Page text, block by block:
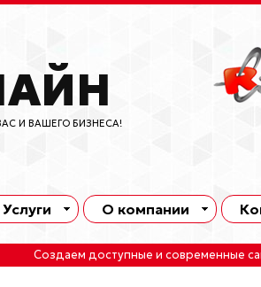
И ВАШЕГО БИЗНЕСА!
Услуги О компании
Создаем доступные и современные